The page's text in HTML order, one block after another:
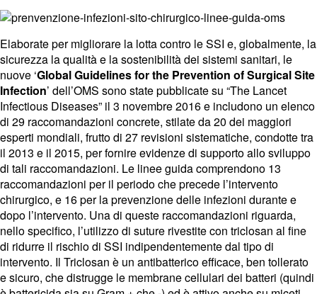
Elaborate per migliorare la lotta contro le SSI e, globalmente, la
sicurezza la qualità e la sostenibilità dei sistemi sanitari, le
nuove ‘Global Guidelines for the Prevention of Surgical Site
Infection’ dell’OMS sono state pubblicate su “The Lancet
Infectious Diseases” il 3 novembre 2016 e includono un elenco
di 29 raccomandazioni concrete, stilate da 20 dei maggiori
esperti mondiali, frutto di 27 revisioni sistematiche, condotte tra
il 2013 e il 2015, per fornire evidenze di supporto allo sviluppo
di tali raccomandazioni. Le linee guida comprendono 13
raccomandazioni per il periodo che precede l’intervento
chirurgico, e 16 per la prevenzione delle infezioni durante e
dopo l’intervento. Una di queste raccomandazioni riguarda,
nello specifico, l’utilizzo di suture rivestite con triclosan al fine
di ridurre il rischio di SSI indipendentemente dal tipo di
intervento. Il Triclosan è un antibatterico efficace, ben tollerato
e sicuro, che distrugge le membrane cellulari dei batteri (quindi